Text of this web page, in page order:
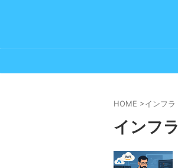
HOME >インフラ
インフラ